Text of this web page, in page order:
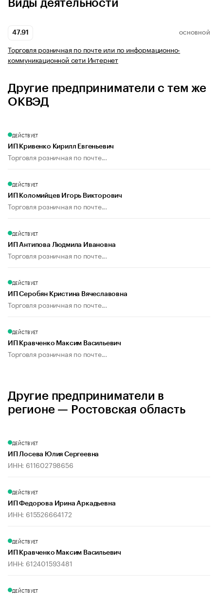
Виды деятельности
47.91 ОСНОВНОЙ
Торговля розничная по почте или по информационно-
коммуникационной сети Интернет
Другие предприниматели с тем же
ОКВЭД
ДЕЙСТВУЕТ
ИП Кривенко Кирилл Евгеньевич
Торговля розничная по почте...
ДЕЙСТВУЕТ
ИП Коломийцев Игорь Викторович
Торговля розничная по почте...
ДЕЙСТВУЕТ
ИП Антипова Людмила Ивановна
Торговля розничная по почте...
ДЕЙСТВУЕТ
ИП Серобян Кристина Вячеславовна
Торговля розничная по почте...
ДЕЙСТВУЕТ
ИП Кравченко Максим Васильевич
Торговля розничная по почте...
Другие предприниматели в
регионе — Ростовская область
ДЕЙСТВУЕТ
ИП Лосева Юлия Сергеевна
ИНН: 611602798656
ДЕЙСТВУЕТ
ИП Федорова Ирина Аркадьевна
ИНН: 615526664172
ДЕЙСТВУЕТ
ИП Кравченко Максим Васильевич
ИНН: 612401593481
ДЕЙСТВУЕТ